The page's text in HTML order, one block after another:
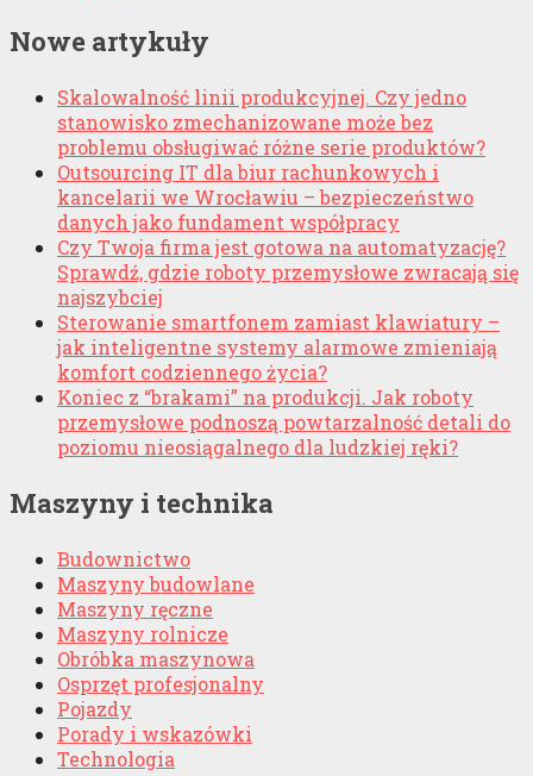
Nowe artykuły
Skalowalność linii produkcyjnej. Czy jedno
stanowisko zmechanizowane może bez
problemu obsługiwać różne serie produktów?
Outsourcing IT dla biur rachunkowych i
kancelarii we Wrocławiu – bezpieczeństwo
danych jako fundament współpracy
Czy Twoja firma jest gotowa na automatyzację?
Sprawdź, gdzie roboty przemysłowe zwracają się
najszybciej
Sterowanie smartfonem zamiast klawiatury –
jak inteligentne systemy alarmowe zmieniają
komfort codziennego życia?
Koniec z “brakami” na produkcji. Jak roboty
przemysłowe podnoszą powtarzalność detali do
poziomu nieosiągalnego dla ludzkiej ręki?
Maszyny i technika
Budownictwo
Maszyny budowlane
Maszyny ręczne
Maszyny rolnicze
Obróbka maszynowa
Osprzęt profesjonalny
Pojazdy
Porady i wskazówki
Technologia